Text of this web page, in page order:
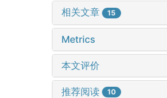
相关文章 15
Metrics
本文评价
推荐阅读 10